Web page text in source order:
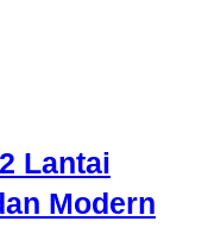
Lantai
Modern